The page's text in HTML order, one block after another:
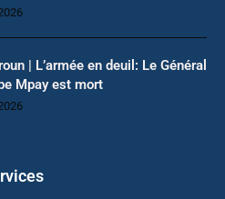
| L’armée en deuil: Le Général
Mpay est mort